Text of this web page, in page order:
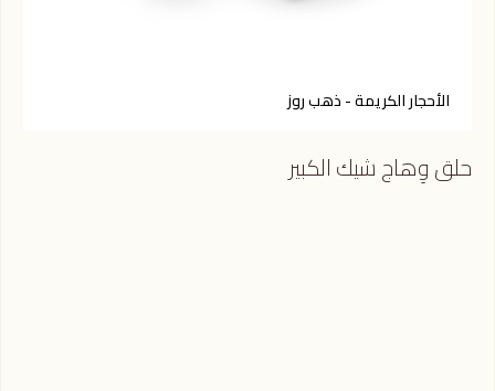
الأحجار الكريمة - ذهب روز
حلق وِهاج شيك الكبير